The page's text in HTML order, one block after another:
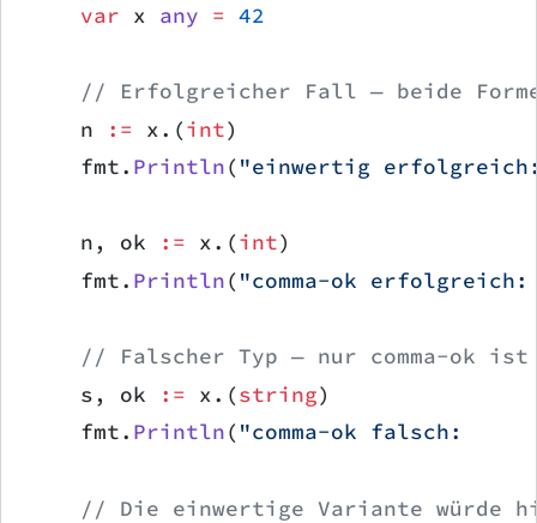
    var
x any = 42
// Erfolgreicher Fall — beide
    n
:= x.(int)
    fmt.
Println( "einwertig
    n, ok
:= x.(int)
    fmt.
Println( "comma-ok
// Falscher Typ — nur comma-ok ist
    s, ok
:= x.(string)
    fmt.
Println( "comma-ok falsch:
// Die einwertige Variante würde